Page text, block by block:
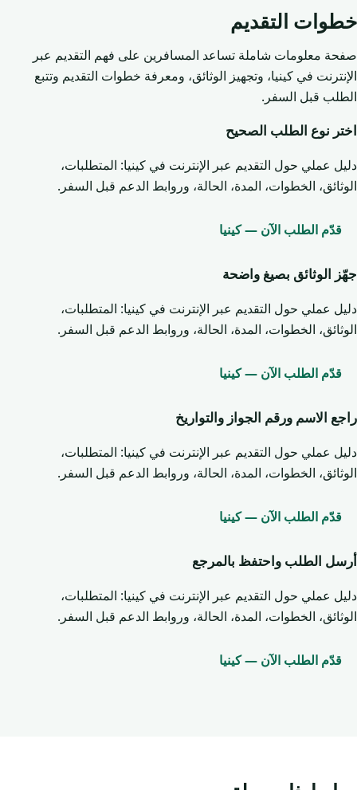
خطوات التقديم
صفحة معلومات شاملة تساعد المسافرين على فهم التقديم عبر
الإنترنت في كينيا، وتجهيز الوثائق، ومعرفة خطوات التقديم وتتبع
الطلب قبل السفر.
اختر نوع الطلب الصحيح
دليل عملي حول التقديم عبر الإنترنت في كينيا: المتطلبات،
الوثائق، الخطوات، المدة، الحالة، وروابط الدعم قبل السفر.
قدّم الطلب الآن — كينيا
جهّز الوثائق بصيغ واضحة
دليل عملي حول التقديم عبر الإنترنت في كينيا: المتطلبات،
الوثائق، الخطوات، المدة، الحالة، وروابط الدعم قبل السفر.
قدّم الطلب الآن — كينيا
راجع الاسم ورقم الجواز والتواريخ
دليل عملي حول التقديم عبر الإنترنت في كينيا: المتطلبات،
الوثائق، الخطوات، المدة، الحالة، وروابط الدعم قبل السفر.
قدّم الطلب الآن — كينيا
أرسل الطلب واحتفظ بالمرجع
دليل عملي حول التقديم عبر الإنترنت في كينيا: المتطلبات،
الوثائق، الخطوات، المدة، الحالة، وروابط الدعم قبل السفر.
قدّم الطلب الآن — كينيا